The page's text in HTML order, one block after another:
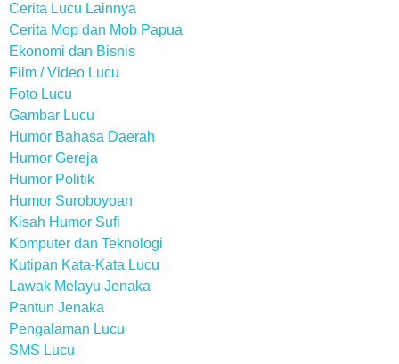
Cerita Lucu Lainnya
Cerita Mop dan Mob Papua
Ekonomi dan Bisnis
Film / Video Lucu
Foto Lucu
Gambar Lucu
Humor Bahasa Daerah
Humor Gereja
Humor Politik
Humor Suroboyoan
Kisah Humor Sufi
Komputer dan Teknologi
Kutipan Kata-Kata Lucu
Lawak Melayu Jenaka
Pantun Jenaka
Pengalaman Lucu
SMS Lucu